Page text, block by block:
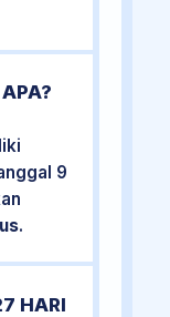
9
.
HARI